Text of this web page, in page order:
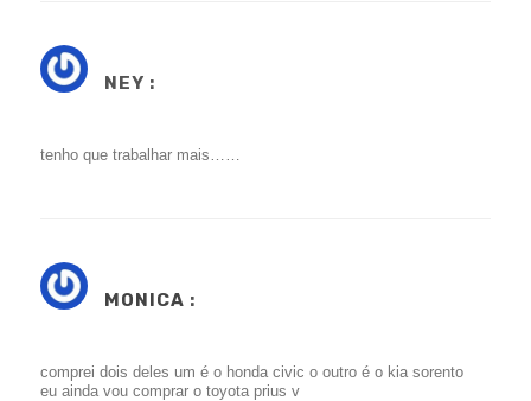
NEY :
tenho que trabalhar mais……
MONICA :
comprei dois deles um é o honda civic o outro é o kia sorento
eu ainda vou comprar o toyota prius v